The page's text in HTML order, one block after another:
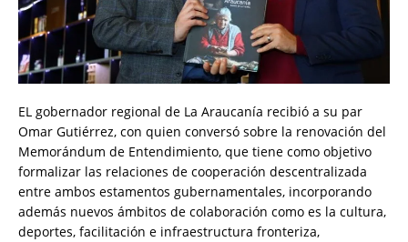
EL gobernador regional de La Araucanía recibió a su par
Omar Gutiérrez, con quien conversó sobre la renovación del
Memorándum de Entendimiento, que tiene como objetivo
formalizar las relaciones de cooperación descentralizada
entre ambos estamentos gubernamentales, incorporando
además nuevos ámbitos de colaboración como es la cultura,
deportes, facilitación e infraestructura fronteriza,